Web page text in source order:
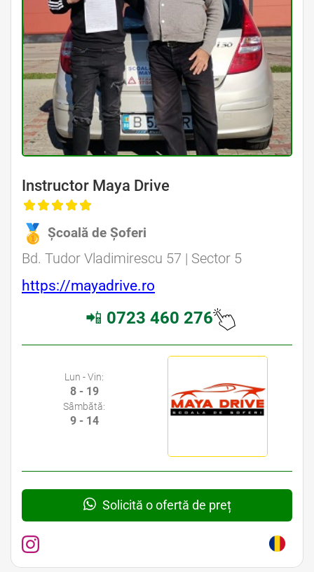
Instructor Maya Drive
Școală de Șoferi
Bd. Tudor Vladimirescu 57 | Sector 5
https://mayadrive.ro
📲 0723 460 276
Lun - Vin:
8 - 19
Sâmbătă:
9 - 14
Solicită o ofertă de preț